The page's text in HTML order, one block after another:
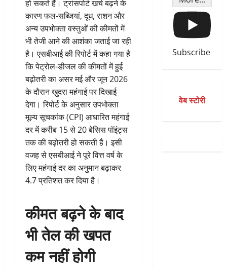
हो सकते हैं। ट्रांसपोर्ट खर्च बढ़ने के
कारण फल-सब्जियां, दूध, राशन और
अन्य उपभोक्ता वस्तुओं की कीमतों में
भी तेजी आने की आशंका जताई जा रही
है। एसबीआई की रिपोर्ट में कहा गया है
कि पेट्रोल-डीजल की कीमतों में हुई
बढ़ोतरी का असर मई और जून 2026
के दौरान खुदरा महंगाई पर दिखाई
देगा। रिपोर्ट के अनुसार उपभोक्ता
मूल्य सूचकांक (CPI) आधारित महंगाई
दर में करीब 15 से 20 बेसिस पॉइंट्स
तक की बढ़ोतरी हो सकती है। इसी
वजह से एसबीआई ने पूरे वित्त वर्ष के
लिए महंगाई दर का अनुमान बढ़ाकर
4.7 प्रतिशत कर दिया है।
कीमत बढ़ने के बाद
भी तेल की खपत
कम नहीं होगी
Subscribe
वेब स्टोरी